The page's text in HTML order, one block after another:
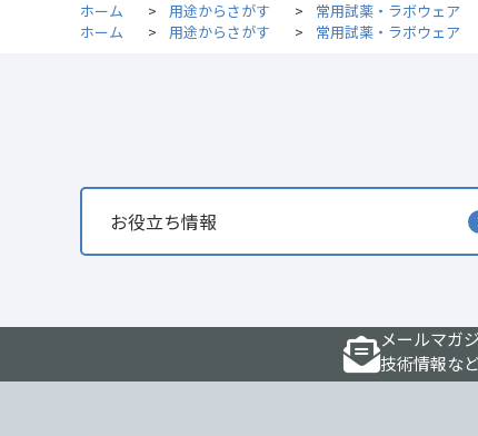
ホーム > 用途からさがす > 常用試薬・ラボウェア
ホーム
> 用途からさがす > 常用試薬・ラボウェア
お役立ち情報
メールマガ
技術情報な